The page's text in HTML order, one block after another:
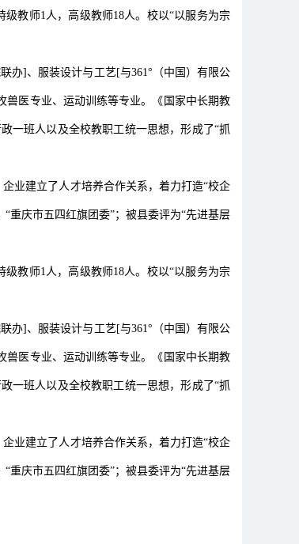
教师1人，高级教师18人。校以“以服务为宗
办]、服装设计与工艺[与361°（中国）有限公
医专业、运动训练等专业。《国家中长期教
一班人以及全校教职工统一思想，形成了“抓
业建立了人才培养合作关系，着力打造“校企
重庆市五四红旗团委”；被县委评为“先进基层
教师1人，高级教师18人。校以“以服务为宗
办]、服装设计与工艺[与361°（中国）有限公
医专业、运动训练等专业。《国家中长期教
一班人以及全校教职工统一思想，形成了“抓
业建立了人才培养合作关系，着力打造“校企
重庆市五四红旗团委”；被县委评为“先进基层